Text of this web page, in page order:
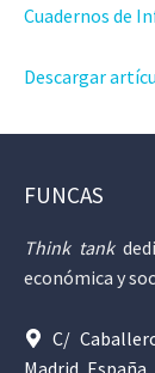
Cuadernos de
Descargar
FUNCAS
Think tank
económica y
C/
Madrid, España